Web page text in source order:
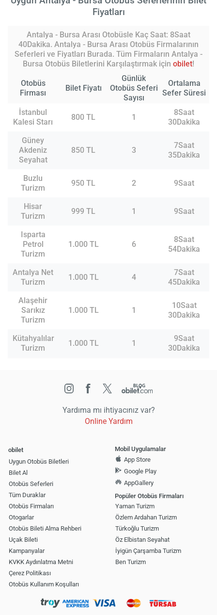
Fiyatları
Antalya - Bursa Arası Otobüsle Kaç Saat: 8Saat
40Dakika. Antalya - Bursa Arası Otobüs Firmalarının
Seferleri ve Fiyatları Burada. Tüm Firmaların Antalya -
Bursa Otobüs Biletlerini Karşılaştırmak için obilet!
Otobüs
Firması
Bilet Fiyatı
Günlük
Otobüs Seferi
Sayısı
Ortalama
Sefer Süresi
İstanbul
Kalesi Starı
800 TL 1
8Saat
30Dakika
Güney
Akdeniz
Seyahat
850 TL 3
7Saat
35Dakika
Buzlu
Turizm
950 TL 2 9Saat
Hisar
Turizm
999 TL 1 9Saat
Isparta
Petrol
Turizm
1.000 TL 6
8Saat
54Dakika
Antalya Net
Turizm
1.000 TL 4
7Saat
45Dakika
Alaşehir
Sarıkız
Turizm
1.000 TL 1
10Saat
30Dakika
Kütahyalılar
Turizm
1.000 TL 1
9Saat
30Dakika
Yardıma mı ihtiyacınız var?
Online Yardım
obilet
Uygun Otobüs Biletleri
Bilet Al
Otobüs Seferleri
Tüm Duraklar
Otobüs Firmaları
Otogarlar
Otobüs Bileti Alma Rehberi
Uçak Bileti
Kampanyalar
KVKK Aydınlatma Metni
Çerez Politikası
Otobüs Kullanım Koşulları
Mobil Uygulamalar
App Store
Google Play
AppGallery
Popüler Otobüs Firmaları
Yaman Turizm
Özlem Ardahan Turizm
Türkoğlu Turizm
Öz Elbistan Seyahat
İyigün Çarşamba Turizm
Ben Turizm